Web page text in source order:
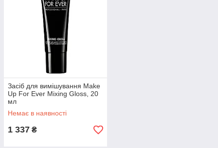
Засіб для вимішування Make
Up For Ever Mixing Gloss, 20
мл
Немає в наявності
1 337 ₴